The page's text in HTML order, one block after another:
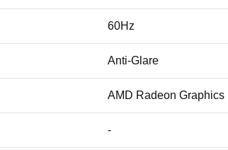
60Hz
Anti-Glare
AMD Radeon Graphics
-